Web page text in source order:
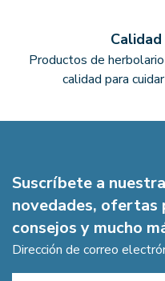
Productos de
calidad para
Suscríbete a
novedades, ofertas
consejos y mucho
Dirección de correo